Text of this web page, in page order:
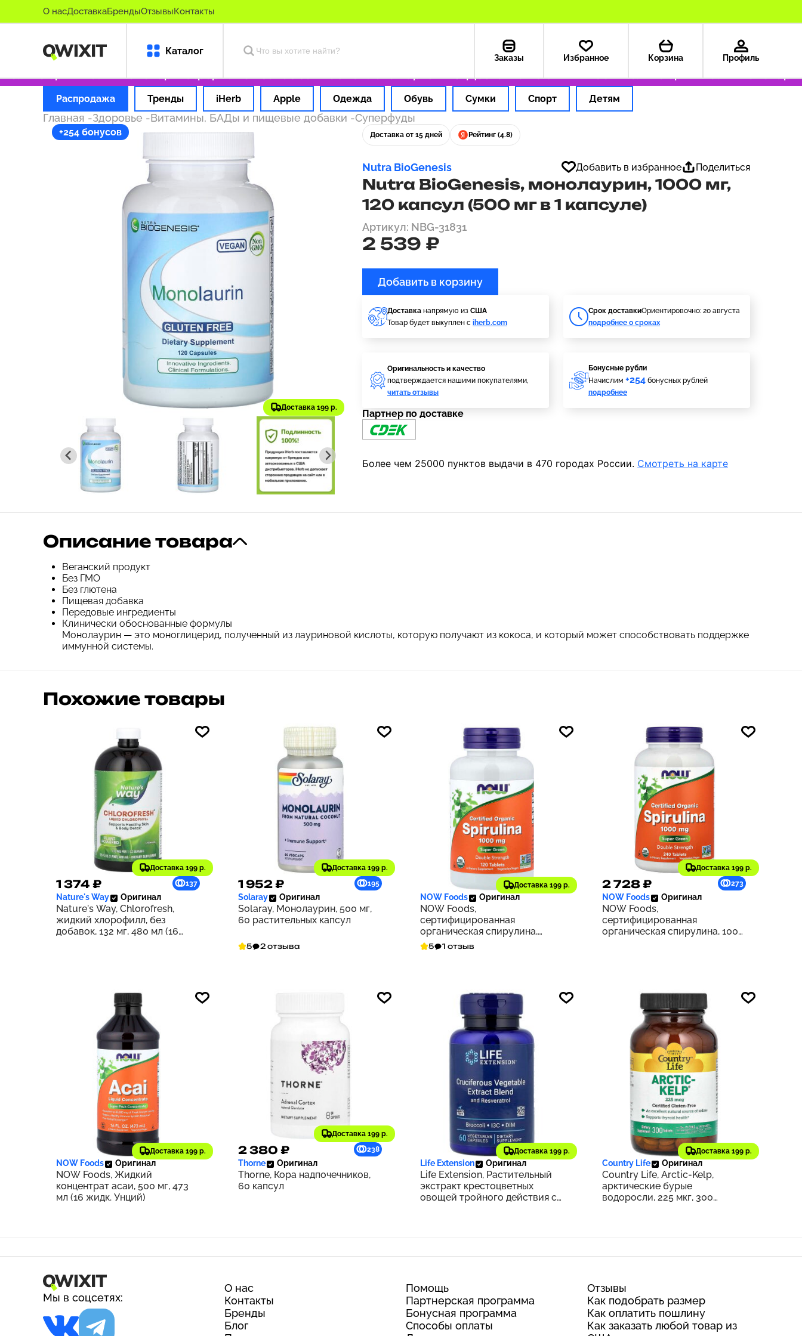
О насДоставкаБрендыОтзывыКонтакты
Каталог
Заказы Избранное Корзина Профиль
оригинальные товары Оформляем заказ за 1 час Оплата картой РФ Доставка из США — 199 ₽ Только оригинальные товары
Распродажа Тренды iHerb Apple Одежда Обувь Сумки Спорт Детям
Главная -Здоровье -Витамины, БАДы и пищевые добавки -Суперфуды
+254 бонусов
Доставка 199 р.
Доставка от 15 дней Рейтинг (4.8)
Nutra BioGenesis Добавить в избранное Поделиться
Nutra BioGenesis, монолаурин, 1000 мг,
120 капсул (500 мг в 1 капсуле)
Артикул: NBG-31831
2 539 ₽
Добавить в корзину
Доставка напрямую из США
Товар будет выкуплен с iherb.com
Cрок доставкиОриентировочно: 20 августа
подробнее о сроках
Оригинальность и качество
подтверждается нашими покупателями,
читать отзывы
Бонусные рубли
Начислим +254 бонусных рублей
подробнее
Партнер по доставке
Более чем 25000 пунктов выдачи в 470 городах России. Смотреть на карте
Описание товара
Веганский продукт
Без ГМО
Без глютена
Пищевая добавка
Передовые ингредиенты
Клинически обоснованные формулы
Монолаурин — это моноглицерид, полученный из лауриновой кислоты, которую получают из кокоса, и который может способствовать поддержке
иммунной системы.
Похожие товары
Доставка 199 р.
1 374 ₽ 137
Nature's Way Оригинал
Nature's Way, Chlorofresh,
жидкий хлорофилл, без
добавок, 132 мг, 480 мл (16
Доставка 199 р.
1 952 ₽ 195
Solaray Оригинал
Solaray, Монолаурин, 500 мг,
60 растительных капсул
5 2 отзыва
Доставка 199 р.
1 692 ₽ 169
NOW Foods Оригинал
NOW Foods,
сертифицированная
органическая спирулина,
двойная сила действия, 1000
5 1 отзыв
Доставка 199 р.
2 728 ₽ 273
NOW Foods Оригинал
NOW Foods,
сертифицированная
органическая спирулина, 1000
Доставка 199 р.
2 009 ₽ 201
NOW Foods Оригинал
NOW Foods, Жидкий
концентрат асаи, 500 мг, 473
мл (16 жидк. Унций)
Доставка 199 р.
2 380 ₽ 238
Thorne Оригинал
Thorne, Кора надпочечников,
60 капсул
Доставка 199 р.
2 807 ₽ 281
Life Extension Оригинал
Life Extension, Растительный
экстракт крестоцветных
овощей тройного действия с
Доставка 199 р.
2 037 ₽ 204
Country Life Оригинал
Country Life, Arctic-Kelp,
арктические бурые
водоросли, 225 мкг, 300
Мы в соцсетях:
О нас
Контакты
Бренды
Блог
Помощь
Партнерская программа
Бонусная программа
Способы оплаты
Отзывы
Как подобрать размер
Как оплатить пошлину
Как заказать любой товар из